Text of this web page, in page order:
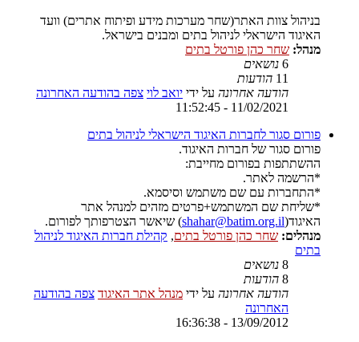
בניהול צוות האתר(שחר מערכות מידע ופיתוח אתרים) וועד
האיגוד הישראלי לניהול בתים ומבנים בישראל.
מנהל: שחר כהן פורטל בתים
6 נושאים
11 הודעות
הודעה אחרונה על ידי יואב לוי צפה בהודעה האחרונה
11/02/2021 - 11:52:45
פורום סגור לחברות האיגוד הישראלי לניהול בתים
פורום סגור של חברות האיגוד.
ההשתתפות בפורום מחייבת:
*הרשמה לאתר.
*התחברות עם שם משתמש וסיסמא.
*שליחת שם המשתמש+פרטים מזהים למנהל אתר
האיגוד(shahar@batim.org.il) שיאשר הצטרפותך לפורום.
מנהלים: שחר כהן פורטל בתים, קהילת חברות האיגוד לניהול
בתים
8 נושאים
8 הודעות
הודעה אחרונה על ידי מנהל אתר האיגוד צפה בהודעה
האחרונה
13/09/2012 - 16:36:38